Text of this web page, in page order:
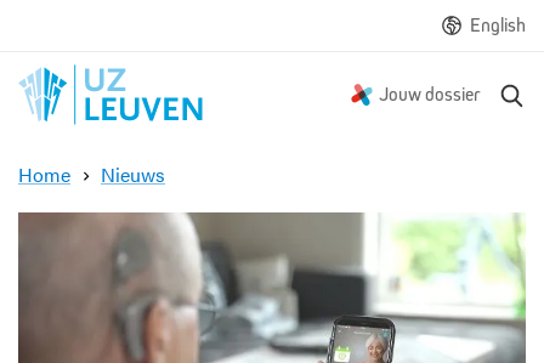
English
Jouw dossier
Home Nieuws
e
t
e